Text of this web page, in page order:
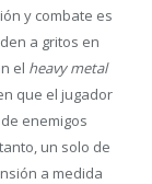
y combate es
a gritos en
el heavy metal
que el jugador
enemigos
un solo de
a medida